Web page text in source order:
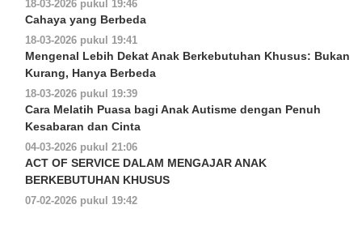
18-03-2026 pukul 19:46
Cahaya yang Berbeda
18-03-2026 pukul 19:41
Mengenal Lebih Dekat Anak Berkebutuhan Khusus: Bukan
Kurang, Hanya Berbeda
18-03-2026 pukul 19:39
Cara Melatih Puasa bagi Anak Autisme dengan Penuh
Kesabaran dan Cinta
04-03-2026 pukul 21:06
ACT OF SERVICE DALAM MENGAJAR ANAK
BERKEBUTUHAN KHUSUS
07-02-2026 pukul 19:42